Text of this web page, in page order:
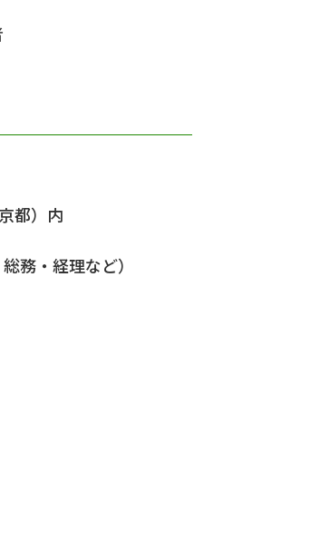
都）内
・経理など）